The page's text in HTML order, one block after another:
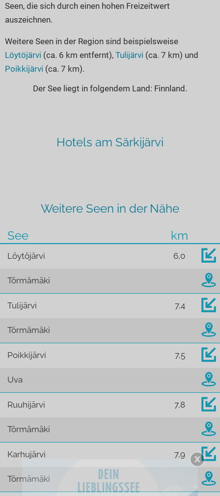
Seen, die sich durch einen hohen Freizeitwert
auszeichnen.
Weitere Seen in der Region sind beispielsweise
Löytöjärvi (ca. 6 km entfernt), Tulijärvi (ca. 7 km) und
Poikkijärvi (ca. 7 km).
Der See liegt in folgendem Land: Finnland.
Hotels am Särkijärvi
Weitere Seen in der Nähe
See
km
Löytöjärvi 6,0
Törmämäki
Tulijärvi 7,4
Törmämäki
Poikkijärvi 7,5
Uva
Ruuhijärvi 7,8
Törmämäki
Karhujärvi 7,9
Törmämäki